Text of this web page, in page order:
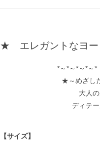
★ エレガントなヨー
*～*～*～*～*
★～めざし
大人
ディテ
【サイズ】